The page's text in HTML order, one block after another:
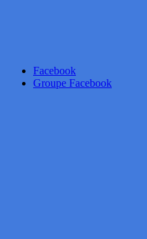
Facebook
Groupe Facebook